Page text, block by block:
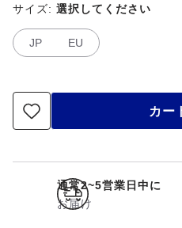
サイズ: 選択してください
JP EU
カー
通常2~5営業日中に
お届け